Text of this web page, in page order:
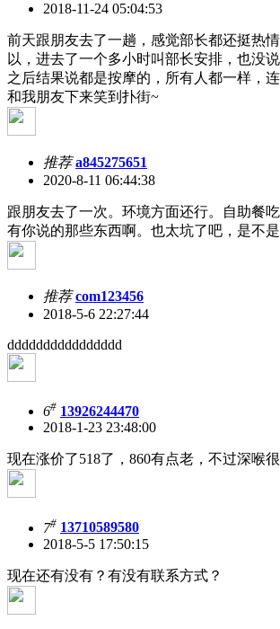
2018-11-24 05:04:53
前天跟朋友去了一趟，感觉部长都还挺热
以，进去了一个多小时叫部长安排，也没
之后结果说都是按摩的，所有人都一样，
和我朋友下来笑到扑街~
推荐a845275651
2020-8-11 06:44:38
跟朋友去了一次。环境方面还行。自助餐
有你说的那些东西啊。也太坑了吧，是不
推荐com123456
2018-5-6 22:27:44
dddddddddddddddd
6# 13926244470
2018-1-23 23:48:00
现在涨价了518了，860有点老，不过深喉
7# 13710589580
2018-5-5 17:50:15
现在还有没有？有没有联系方式？